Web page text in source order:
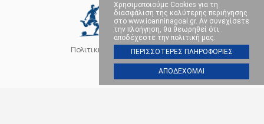
Χρησιμοποιούμε Cookies για τη
διασφάλιση της καλύτερης περιήγησης
στο www.ioanninagoal.gr. Αν συνεχίσετε
την πλοήγηση, θα θεωρηθεί ότι
αποδέχεστε την πολιτική μας.
ΠΕΡΙΣΣΟΤΕΡΕΣ ΠΛΗΡΟΦΟΡΙΕΣ
ΑΠΟΔΕΧΟΜΑΙ
Πολιτική Cookies Επικοινωνία
SOCIAL MEDIA